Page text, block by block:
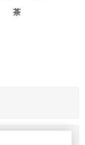
茶